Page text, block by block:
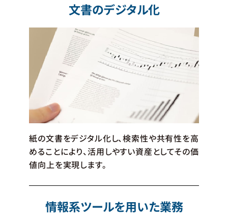
文書のデジタル化
紙の文書をデジタル化し、検索性や共有性を高
めることにより、活用しやすい資産としてその価
値向上を実現します。
情報系ツールを用いた業務